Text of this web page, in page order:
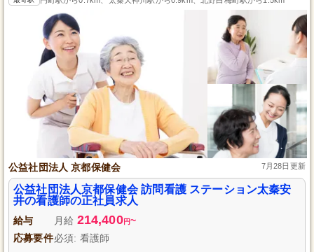
公益社団法人 京都保健会 7月28日更新
公益社団法人京都保健会 訪問看護 ステーション太秦安
井の看護師の正社員求人
給与 月給 214,400円~
応募要件必須: 看護師